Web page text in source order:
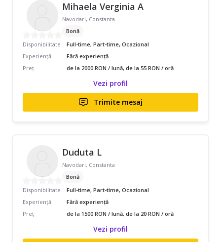
Mihaela Verginia A
Navodari, Constanta
Bonă
Disponibilitate
Full-time, Part-time, Ocazional
Experiență
Fără experiență
Preț
de la 2000 RON / lună, de la 55 RON / oră
Vezi profil
Trimite mesaj
Duduta L
Navodari, Constanta
Bonă
Disponibilitate
Full-time, Part-time, Ocazional
Experiență
Fără experiență
Preț
de la 1500 RON / lună, de la 20 RON / oră
Vezi profil